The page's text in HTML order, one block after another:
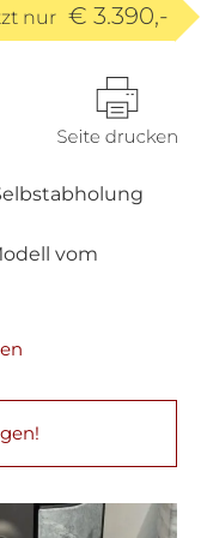
nur € 3.390,-
vom